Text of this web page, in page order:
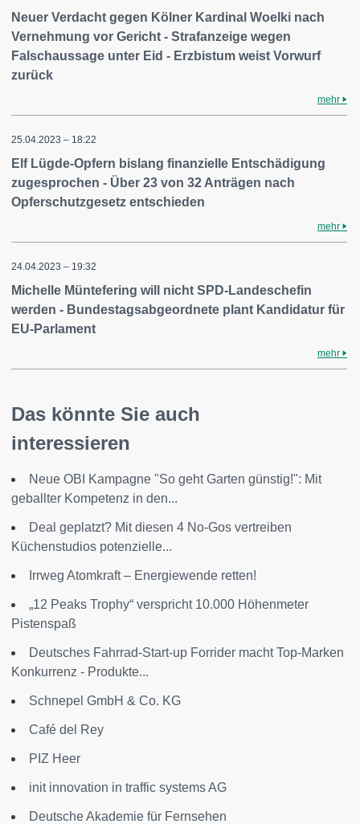
Neuer Verdacht gegen Kölner Kardinal Woelki nach
Vernehmung vor Gericht - Strafanzeige wegen
Falschaussage unter Eid - Erzbistum weist Vorwurf
zurück
mehr
25.04.2023 – 18:22
Elf Lügde-Opfern bislang finanzielle Entschädigung
zugesprochen - Über 23 von 32 Anträgen nach
Opferschutzgesetz entschieden
mehr
24.04.2023 – 19:32
Michelle Müntefering will nicht SPD-Landeschefin
werden - Bundestagsabgeordnete plant Kandidatur für
EU-Parlament
mehr
Das könnte Sie auch
interessieren
Neue OBI Kampagne "So geht Garten günstig!": Mit
geballter Kompetenz in den...
Deal geplatzt? Mit diesen 4 No-Gos vertreiben
Küchenstudios potenzielle...
Irrweg Atomkraft – Energiewende retten!
„12 Peaks Trophy“ verspricht 10.000 Höhenmeter
Pistenspaß
Deutsches Fahrrad-Start-up Forrider macht Top-Marken
Konkurrenz - Produkte...
Schnepel GmbH & Co. KG
Café del Rey
PIZ Heer
init innovation in traffic systems AG
Deutsche Akademie für Fernsehen